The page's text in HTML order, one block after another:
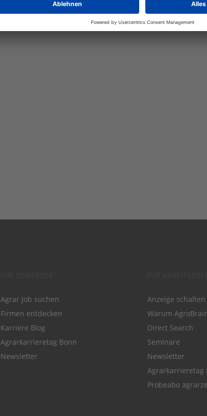
Agrar Job suchen
Firmen entdecken
Karriere Blog
Agrarkarrieretag Bonn
Newsletter
Anzeige schalten
Warum
Direct Search
Seminare
Newsletter
Agrarkarrieretag
Probeabo